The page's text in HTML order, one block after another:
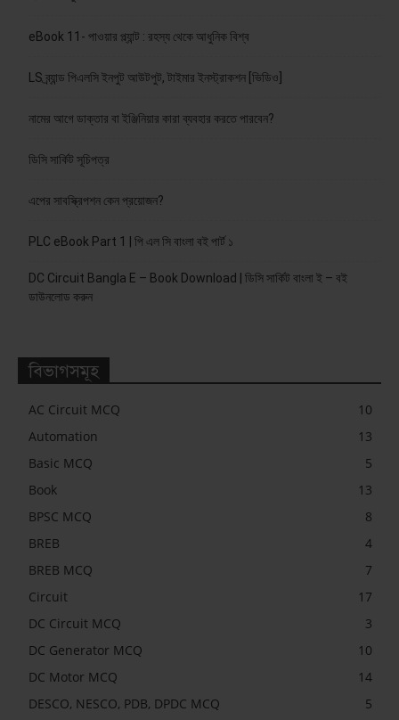
eBook 11- পাওয়ার প্ল্যান্ট : রহস্য থেকে আধুনিক বিশ্ব
LS ব্র্যান্ড পিএলসি ইনপুট আউটপুট, টাইমার ইনস্ট্রাকশন [ভিডিও]
নামের আগে ডাক্তার বা ইঞ্জিনিয়ার কারা ব্যবহার করতে পারবেন?
ডিসি সার্কিট সূচিপত্র
এপের সাবস্ক্রিপশন কেন প্রয়োজন?
PLC eBook Part 1 | পি এল সি বাংলা বই পার্ট ১
DC Circuit Bangla E – Book Download | ডিসি সার্কিট বাংলা ই – বই
ডাউনলোড করুন
বিভাগসমূহ
AC Circuit MCQ
10
Automation
13
Basic MCQ
5
Book
13
BPSC MCQ
8
BREB
4
BREB MCQ
7
Circuit
17
DC Circuit MCQ
3
DC Generator MCQ
10
DC Motor MCQ
14
DESCO, NESCO, PDB, DPDC MCQ
5